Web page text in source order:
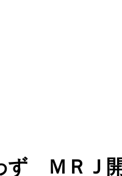
ず ＭＲＪ